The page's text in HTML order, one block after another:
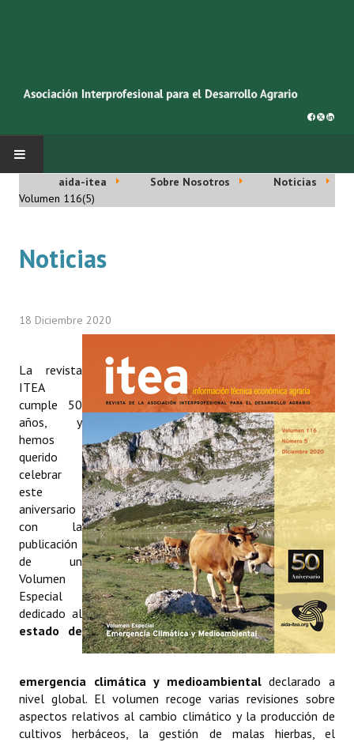
INICIO
Asociación AIDA
Organigrama
Estatutos
Hacerse socio
Noticias
Galería de Fotos
Web AIDA 2.0
REVISTA ITEA
Presentación ITEA
Equipo Editorial
Leer revista ITEA
Políticas Editoriales
Propuesta Volumen Especial
aida-itea Sobre Nosotros
Noticias
Volumen 116(5)
Noticias
18 Diciembre 2020
La revista
ITEA
cumple 50
años, y
hemos
querido
celebrar
este
aniversario
con la
publicación
de un
Volumen
Especial
dedicado al
estado de
emergencia climática y medioambientaldeclarado a
nivel global. El volumen recoge varias revisiones sobre
aspectos relativos al cambio climático y la producción de
cultivos herbáceos, la gestión de malas hierbas, el